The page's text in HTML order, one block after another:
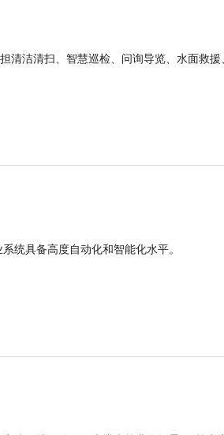
清洁清扫、智慧巡检、问询导览、水面救援
统具备高度自动化和智能化水平。